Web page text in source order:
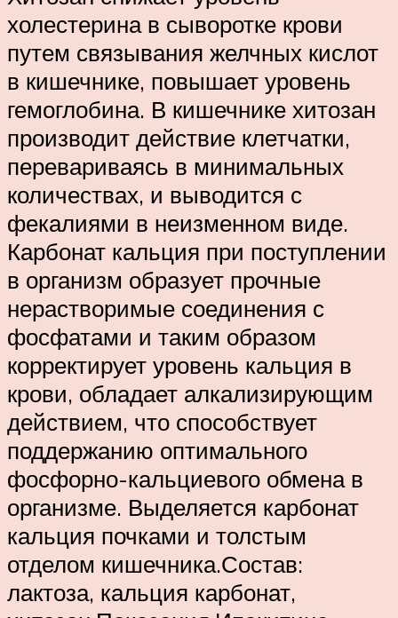
холестерина в сыворотке крови
путем связывания желчных кислот
в кишечнике, повышает уровень
гемоглобина. В кишечнике хитозан
производит действие клетчатки,
перевариваясь в минимальных
количествах, и выводится с
фекалиями в неизменном виде.
Карбонат кальция при поступлении
в организм образует прочные
нерастворимые соединения с
фосфатами и таким образом
корректирует уровень кальция в
крови, обладает алкализирующим
действием, что способствует
поддержанию оптимального
фосфорно-кальциевого обмена в
организме. Выделяется карбонат
кальция почками и толстым
отделом кишечника.Состав:
лактоза, кальция карбонат,